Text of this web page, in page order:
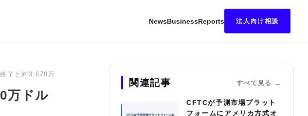
NewsBusinessReports 法人向け相談
了と約3,670万ドルの財務公表が好材料に
万ドル
関連記事 すべて見る
CFTCが予測市場プラット
フォームにアメリカ方式オ